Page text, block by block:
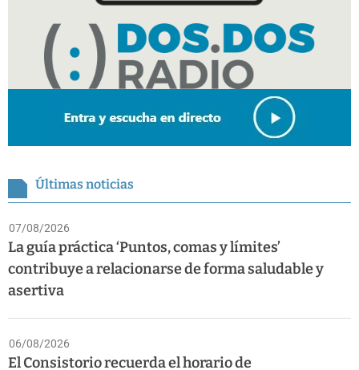
Últimas noticias
07/08/2026
La guía práctica ‘Puntos, comas y límites’
contribuye a relacionarse de forma saludable y
asertiva
06/08/2026
El Consistorio recuerda el horario de